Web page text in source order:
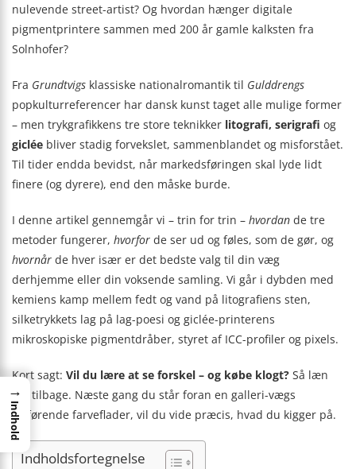
nulevende street-artist? Og hvordan hænger digitale
pigmentprintere sammen med 200 år gamle kalksten fra
Solnhofer?
Fra Grundtvigs klassiske nationalromantik til Gulddrengs
popkulturreferencer har dansk kunst taget alle mulige former
– men trykgrafikkens tre store teknikker litografi, serigrafi og
giclée bliver stadig forvekslet, sammenblandet og misforstået.
Til tider endda bevidst, når markedsføringen skal lyde lidt
finere (og dyrere), end den måske burde.
I denne artikel gennemgår vi – trin for trin – hvordan de tre
metoder fungerer, hvorfor de ser ud og føles, som de gør, og
hvornår de hver især er det bedste valg til din væg
derhjemme eller din voksende samling. Vi går i dybden med
kemiens kamp mellem fedt og vand på litografiens sten,
silketrykkets lag på lag-poesi og giclée-printerens
mikroskopiske pigmentdråber, styret af ICC-profiler og pixels.
Kort sagt: Vil du lære at se forskel – og købe klogt? Så læn
dig tilbage. Næste gang du står foran en galleri-vægs
forførende farveflader, vil du vide præcis, hvad du kigger på.
Indholdsfortegnelse
→
Indhold